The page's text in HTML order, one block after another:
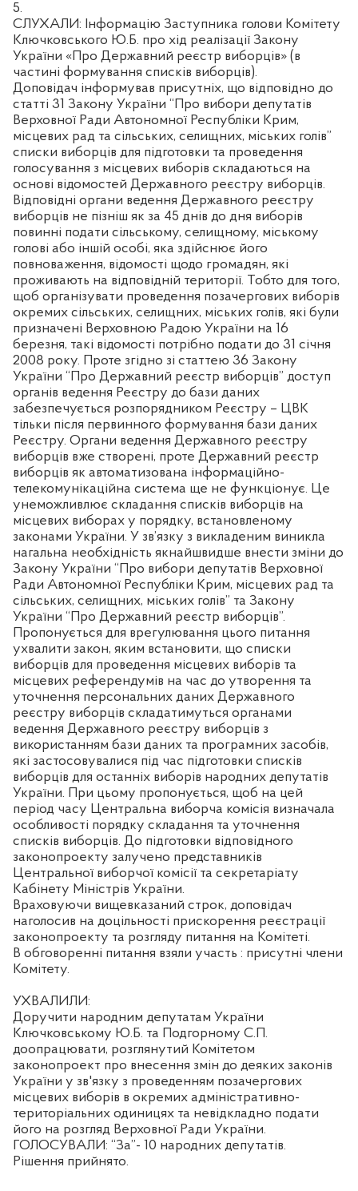
5.
СЛУХАЛИ: Інформацію Заступника голови Комітету
Ключковського Ю.Б. про хід реалізації Закону
України «Про Державний реєстр виборців» (в
частині формування списків виборців).
Доповідач інформував присутніх, що відповідно до
статті 31 Закону України “Про вибори депутатів
Верховної Ради Автономної Республіки Крим,
місцевих рад та сільських, селищних, міських голів”
списки виборців для підготовки та проведення
голосування з місцевих виборів складаються на
основі відомостей Державного реєстру виборців.
Відповідні органи ведення Державного реєстру
виборців не пізніш як за 45 днів до дня виборів
повинні подати сільському, селищному, міському
голові або іншій особі, яка здійснює його
повноваження, відомості щодо громадян, які
проживають на відповідній території. Тобто для того,
щоб організувати проведення позачергових виборів
окремих сільських, селищних, міських голів, які були
призначені Верховною Радою України на 16
березня, такі відомості потрібно подати до 31 січня
2008 року. Проте згідно зі статтею 36 Закону
України “Про Державний реєстр виборців” доступ
органів ведення Реєстру до бази даних
забезпечується розпорядником Реєстру – ЦВК
тільки після первинного формування бази даних
Реєстру. Органи ведення Державного реєстру
виборців вже створені, проте Державний реєстр
виборців як автоматизована інформаційно-
телекомунікаційна система ще не функціонує. Це
унеможливлює складання списків виборців на
місцевих виборах у порядку, встановленому
законами України. У зв’язку з викладеним виникла
нагальна необхідність якнайшвидше внести зміни до
Закону України “Про вибори депутатів Верховної
Ради Автономної Республіки Крим, місцевих рад та
сільських, селищних, міських голів” та Закону
України “Про Державний реєстр виборців”.
Пропонується для врегулювання цього питання
ухвалити закон, яким встановити, що списки
виборців для проведення місцевих виборів та
місцевих референдумів на час до утворення та
уточнення персональних даних Державного
реєстру виборців складатимуться органами
ведення Державного реєстру виборців з
використанням бази даних та програмних засобів,
які застосовувалися під час підготовки списків
виборців для останніх виборів народних депутатів
України. При цьому пропонується, щоб на цей
період часу Центральна виборча комісія визначала
особливості порядку складання та уточнення
списків виборців. До підготовки відповідного
законопроекту залучено представників
Центральної виборчої комісії та секретаріату
Кабінету Міністрів України.
Враховуючи вищевказаний строк, доповідач
наголосив на доцільності прискорення реєстрації
законопроекту та розгляду питання на Комітеті.
В обговоренні питання взяли участь : присутні члени
Комітету.
УХВАЛИЛИ:
Доручити народним депутатам України
Ключковському Ю.Б. та Подгорному С.П.
доопрацювати, розглянутий Комітетом
законопроект про внесення змін до деяких законів
України у зв'язку з проведенням позачергових
місцевих виборів в окремих адміністративно-
територіальних одиницях та невідкладно подати
його на розгляд Верховної Ради України.
ГОЛОСУВАЛИ: “За”- 10 народних депутатів.
Рішення прийнято.